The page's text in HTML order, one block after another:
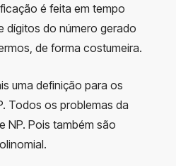
é feita em tempo
dígitos do número gerado
de forma costumeira.
uma definição para os
Todos os problemas da
NP. Pois também são